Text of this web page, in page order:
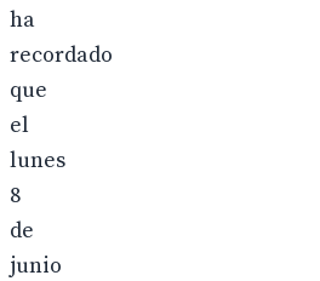
ha
recordado
que
el
lunes
8
de
junio